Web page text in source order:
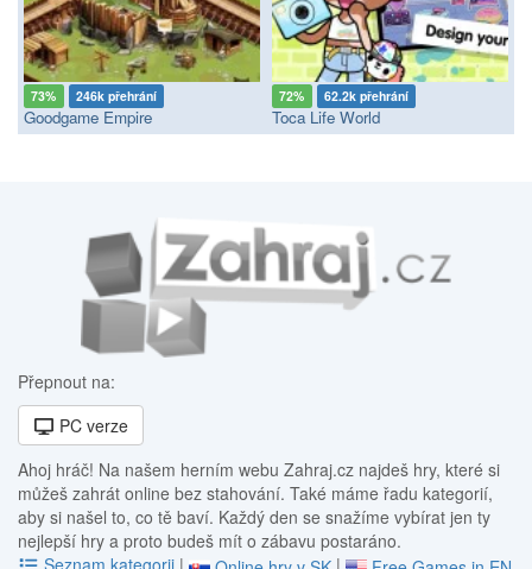
73% 246k přehrání
Goodgame Empire
72% 62.2k přehrání
Toca Life World
Přepnout na:
PC verze
Ahoj hráč! Na našem herním webu Zahraj.cz najdeš hry, které si
můžeš zahrát online bez stahování. Také máme řadu kategorií,
aby si našel to, co tě baví. Každý den se snažíme vybírat jen ty
nejlepší hry a proto budeš mít o zábavu postaráno.